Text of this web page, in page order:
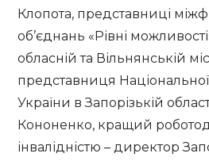
Клопота, представниці
об’єднань «Рівні
обласній та Вільнянській
представниця Національної
України в Запорізькій
Кононенко, кращий
інвалідністю – директор